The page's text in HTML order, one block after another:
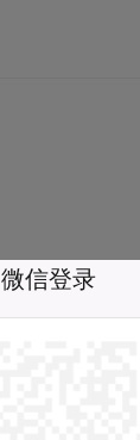
微信登录